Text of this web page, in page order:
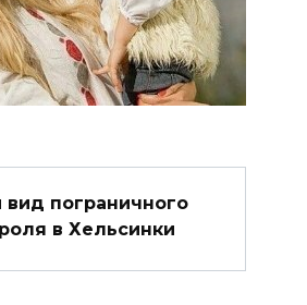
вид пограничного
в Хельсинки